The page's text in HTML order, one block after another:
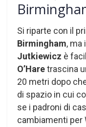
Si riparte con il
Birmingham, ma
Jutkiewicz è
O’Haretrascina
20 metri dopo
di spazio in cui
se i padroni di
cambiamenti per